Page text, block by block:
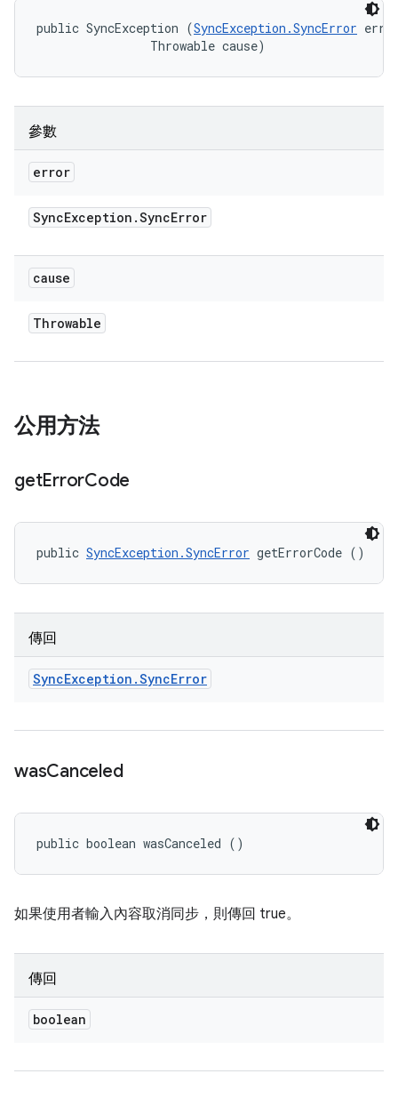
public SyncException (SyncException.SyncError
                Throwable cause)
參數
error
SyncException .SyncError
cause
Throwable
公用方法
getErrorCode
public SyncException.SyncError getErrorCode ()
傳回
SyncException .SyncError
wasCanceled
public boolean wasCanceled ()
如果使用者輸入內容取消同步，則傳回 true。
傳回
boolean